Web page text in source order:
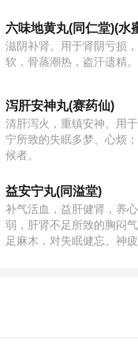
六味地黄丸(同仁堂)(水
滋阴补肾。用于肾阴亏损
软，骨蒸潮热，盗汗遗精。
泻肝安神丸(赛药仙)
清肝泻火，重镇安神。用
宁所致的失眠多梦、心烦
候者。
益安宁丸(同溢堂)
补气活血，益肝健肾，养
弱，肝肾不足所致的胸闷
足麻木，对失眠健忘、神